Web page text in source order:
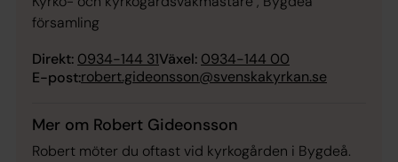
församling
Direkt: 0934-144 31Växel: 0934-144 00
E-post:robert.gideonsson@svenskakyrkan.se
Mer om Robert Gideonsson
Robert möter du oftast vid kyrkogården i Bygdeå.